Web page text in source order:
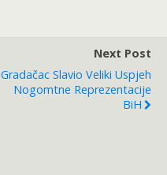
Next Post
Gradačac Slavio Veliki Uspjeh
Nogomtne Reprezentacije
BiH